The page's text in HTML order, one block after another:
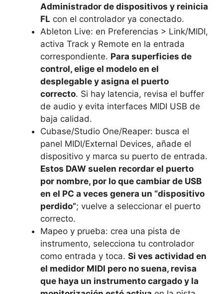
Administrador de dispositivos y reinicia
FL con el controlador ya conectado.
Ableton Live: en Preferencias > Link/MIDI,
activa Track y Remote en la entrada
correspondiente. Para superficies de
control, elige el modelo en el
desplegable y asigna el puerto
correcto. Si hay latencia, revisa el buffer
de audio y evita interfaces MIDI USB de
baja calidad.
Cubase/Studio One/Reaper: busca el
panel MIDI/External Devices, añade el
dispositivo y marca su puerto de entrada.
Estos DAW suelen recordar el puerto
por nombre, por lo que cambiar de USB
en el PC a veces genera un “dispositivo
perdido”; vuelve a seleccionar el puerto
correcto.
Mapeo y prueba: crea una pista de
instrumento, selecciona tu controlador
como entrada y toca. Si ves actividad en
el medidor MIDI pero no suena, revisa
que haya un instrumento cargado y la